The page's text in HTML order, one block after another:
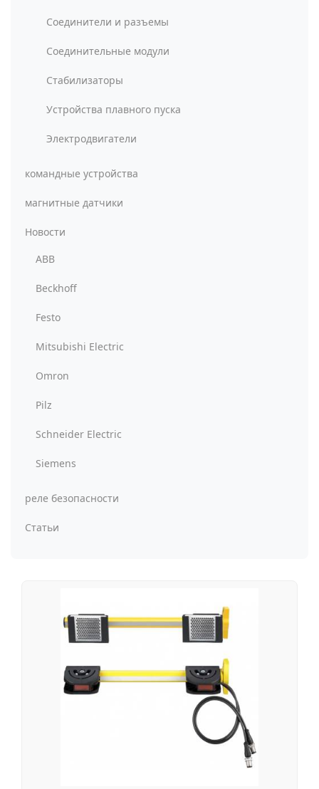
Соединители и разъемы
Соединительные модули
Стабилизаторы
Устройства плавного пуска
Электродвигатели
командные устройства
магнитные датчики
Новости
ABB
Beckhoff
Festo
Mitsubishi Electric
Omron
Pilz
Schneider Electric
Siemens
реле безопасности
Статьи